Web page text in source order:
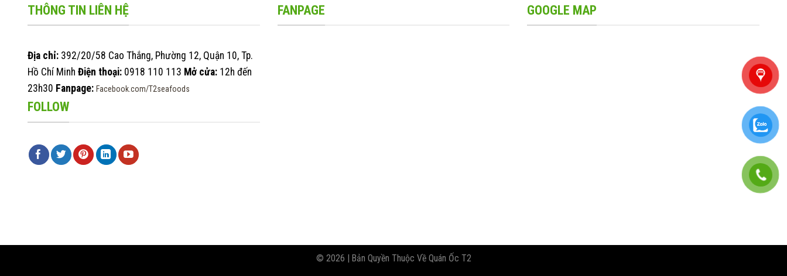
THÔNG TIN LIÊN HỆ
Địa chỉ: 392/20/58 Cao Thắng, Phường 12, Quận 10, Tp.
Hồ Chí Minh Điện thoại: 0918 110 113 Mở cửa: 12h đến
23h30 Fanpage: Facebook.com/T2seafoods
FOLLOW
FANPAGE GOOGLE MAP
© 2026 | Bản Quyền Thuộc Về Quán Ốc T2